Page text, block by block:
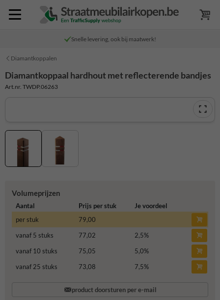
Snelle levering, ook bij maatwerk!
Diamantkoppalen
Diamantkoppaal hardhout met reflecterende bandjes
Art.nr. TWDP.06263
Volumeprijzen
Aantal Prijs per stuk
Je voordeel
per stuk
79,00
vanaf 5 stuks
77,02 2,5%
vanaf 10 stuks
75,05 5,0%
vanaf 25 stuks
73,08 7,5%
product doorsturen per e-mail